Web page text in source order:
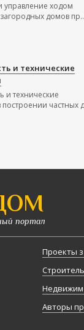
управление ходом
домов
и технические
и технические
частных
портал
Проекты
Авторы